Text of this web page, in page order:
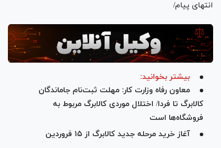
انتهای پیام/
بیشتر بخوانید:
معاون رفاه وزارت کار: مهلت ثبت‌نام جاماندگان
کالابرگ تا فردا/ اختلال موردی کالابرگ مربوط به
فروشگاه‌ها است
آغاز خرید مرحله جدید کالابرگ از ۱۵ فروردین